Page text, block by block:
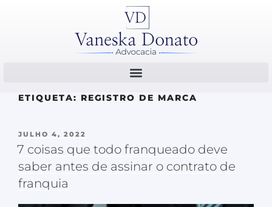
ETIQUETA: REGISTRO DE MARCA
JULHO 4, 2022
7 coisas que todo franqueado deve
saber antes de assinar o contrato de
franquia